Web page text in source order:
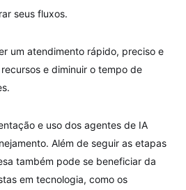
seus fluxos.
um atendimento rápido, preciso e
e diminuir o tempo de
e uso dos agentes de IA
Além de seguir as etapas
também pode se beneficiar da
em tecnologia, como os